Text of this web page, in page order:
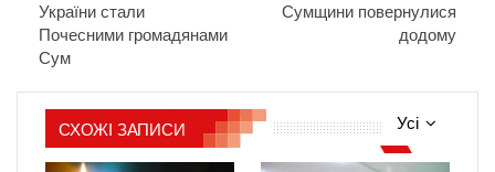
України стали
Почесними громадянами
Сум
Сумщини повернулися
додому
Усі
СХОЖІ ЗАПИСИ